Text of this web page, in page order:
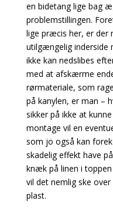
en bidetang lige bag
problemstillingen.
lige præcis her, er der
utilgængelig inderside
ikke kan nedslibes
med at afskærme
rørmateriale, som
på kanylen, er man –
sikker på ikke at
montage vil en
som jo også kan
skadelig effekt have
knæk på linen i
vil det nemlig ske
plast.